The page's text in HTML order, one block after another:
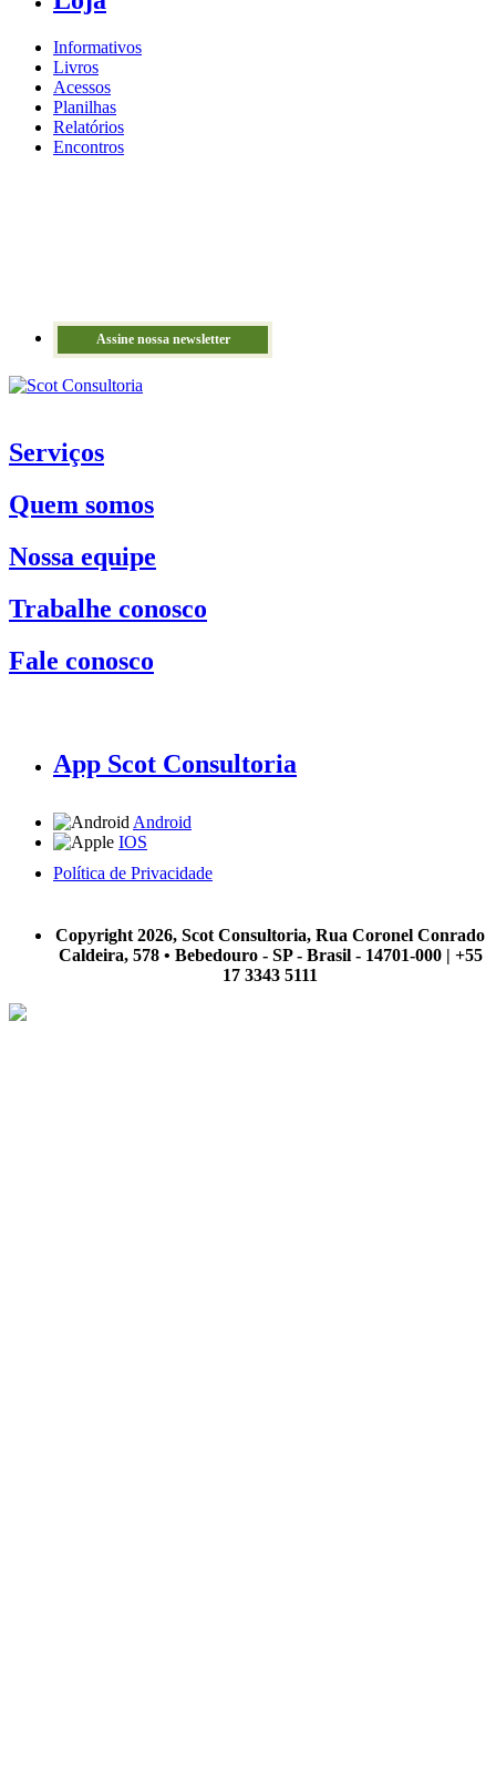
Informativos
Livros
Acessos
Planilhas
Relatórios
Encontros
Assine nossa newsletter
Serviços
Quem somos
Nossa equipe
Trabalhe conosco
Fale conosco
App Scot Consultoria
Android
IOS
Política de Privacidade
Copyright 2026, Scot Consultoria, Rua Coronel Conrado
Caldeira, 578 • Bebedouro - SP - Brasil - 14701-000 | +55
17 3343 5111